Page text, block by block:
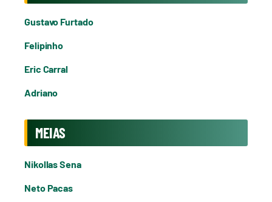
Gustavo Furtado
Felipinho
Eric Carral
Adriano
MEIAS
Nikollas Sena
Neto Pacas